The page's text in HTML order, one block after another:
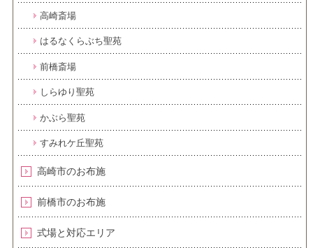
高崎斎場
はるなくらぶち聖苑
前橋斎場
しらゆり聖苑
かぶら聖苑
すみれケ丘聖苑
高崎市のお布施
前橋市のお布施
式場と対応エリア